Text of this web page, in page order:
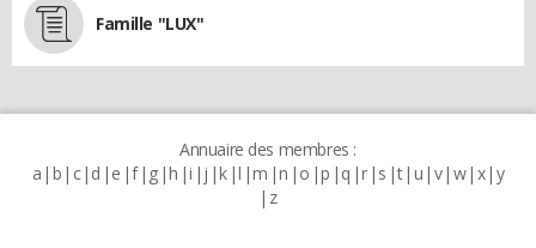
Famille "LUX"
Annuaire des membres :
a b c d e f g h i j k l m n o p q r s t u v w x y
z